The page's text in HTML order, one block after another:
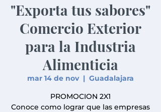
"Exporta tus sabores"
Comercio Exterior
para la Industria
Alimenticia
mar 14 de nov
  |
Guadalajara
PROMOCION 2X1
Conoce como lograr que las empresas